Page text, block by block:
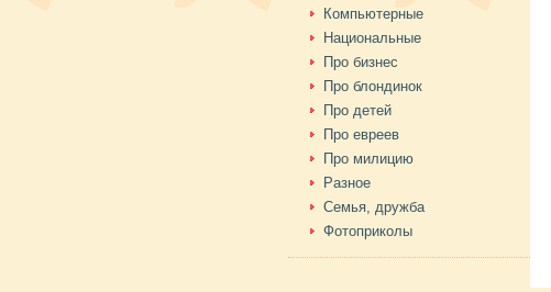
Компьютерные
Национальные
Про бизнес
Про блондинок
Про детей
Про евреев
Про милицию
Разное
Семья, дружба
Фотоприколы